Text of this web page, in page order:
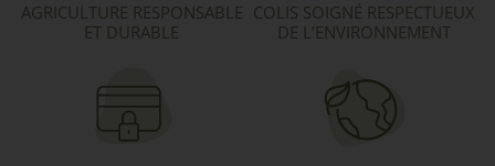
AGRICULTURE RESPONSABLE
ET DURABLE
COLIS SOIGNÉ RESPECTUEUX
DE L’ENVIRONNEMENT